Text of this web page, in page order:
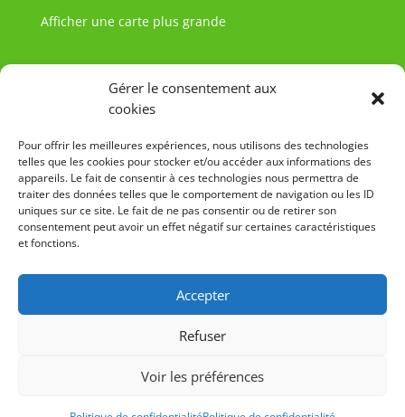
Gérer le consentement aux
cookies
Pour offrir les meilleures expériences, nous utilisons des technologies
telles que les cookies pour stocker et/ou accéder aux informations des
appareils. Le fait de consentir à ces technologies nous permettra de
traiter des données telles que le comportement de navigation ou les ID
uniques sur ce site. Le fait de ne pas consentir ou de retirer son
consentement peut avoir un effet négatif sur certaines caractéristiques
et fonctions.
Accepter
Refuser
Voir les préférences
Afficher une carte plus grande